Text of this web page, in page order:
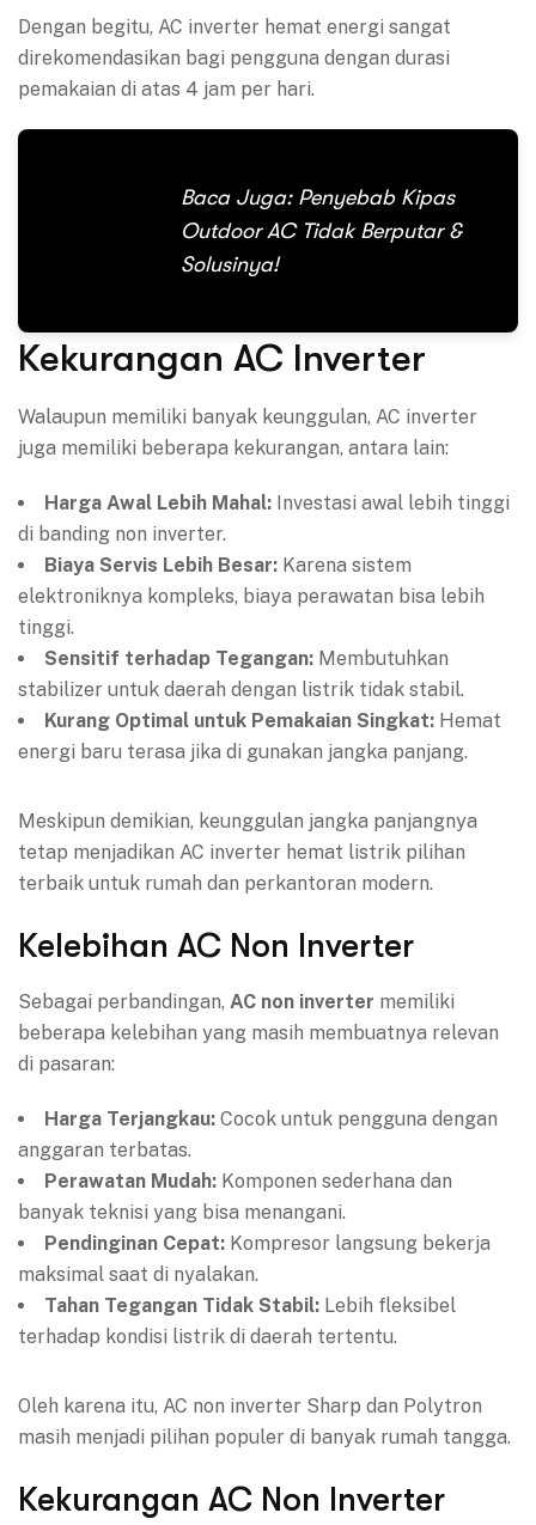
Dengan begitu, AC inverter hemat energi sangat
direkomendasikan bagi pengguna dengan durasi
pemakaian di atas 4 jam per hari.
Baca Juga: Penyebab Kipas
Outdoor AC Tidak Berputar &
Solusinya!
Kekurangan AC Inverter
Walaupun memiliki banyak keunggulan, AC inverter
juga memiliki beberapa kekurangan, antara lain:
Harga Awal Lebih Mahal: Investasi awal lebih tinggi
di banding non inverter.
Biaya Servis Lebih Besar: Karena sistem
elektroniknya kompleks, biaya perawatan bisa lebih
tinggi.
Sensitif terhadap Tegangan: Membutuhkan
stabilizer untuk daerah dengan listrik tidak stabil.
Kurang Optimal untuk Pemakaian Singkat: Hemat
energi baru terasa jika di gunakan jangka panjang.
Meskipun demikian, keunggulan jangka panjangnya
tetap menjadikan AC inverter hemat listrik pilihan
terbaik untuk rumah dan perkantoran modern.
Kelebihan AC Non Inverter
Sebagai perbandingan, AC non inverter memiliki
beberapa kelebihan yang masih membuatnya relevan
di pasaran:
Harga Terjangkau: Cocok untuk pengguna dengan
anggaran terbatas.
Perawatan Mudah: Komponen sederhana dan
banyak teknisi yang bisa menangani.
Pendinginan Cepat: Kompresor langsung bekerja
maksimal saat di nyalakan.
Tahan Tegangan Tidak Stabil: Lebih fleksibel
terhadap kondisi listrik di daerah tertentu.
Oleh karena itu, AC non inverter Sharp dan Polytron
masih menjadi pilihan populer di banyak rumah tangga.
Kekurangan AC Non Inverter